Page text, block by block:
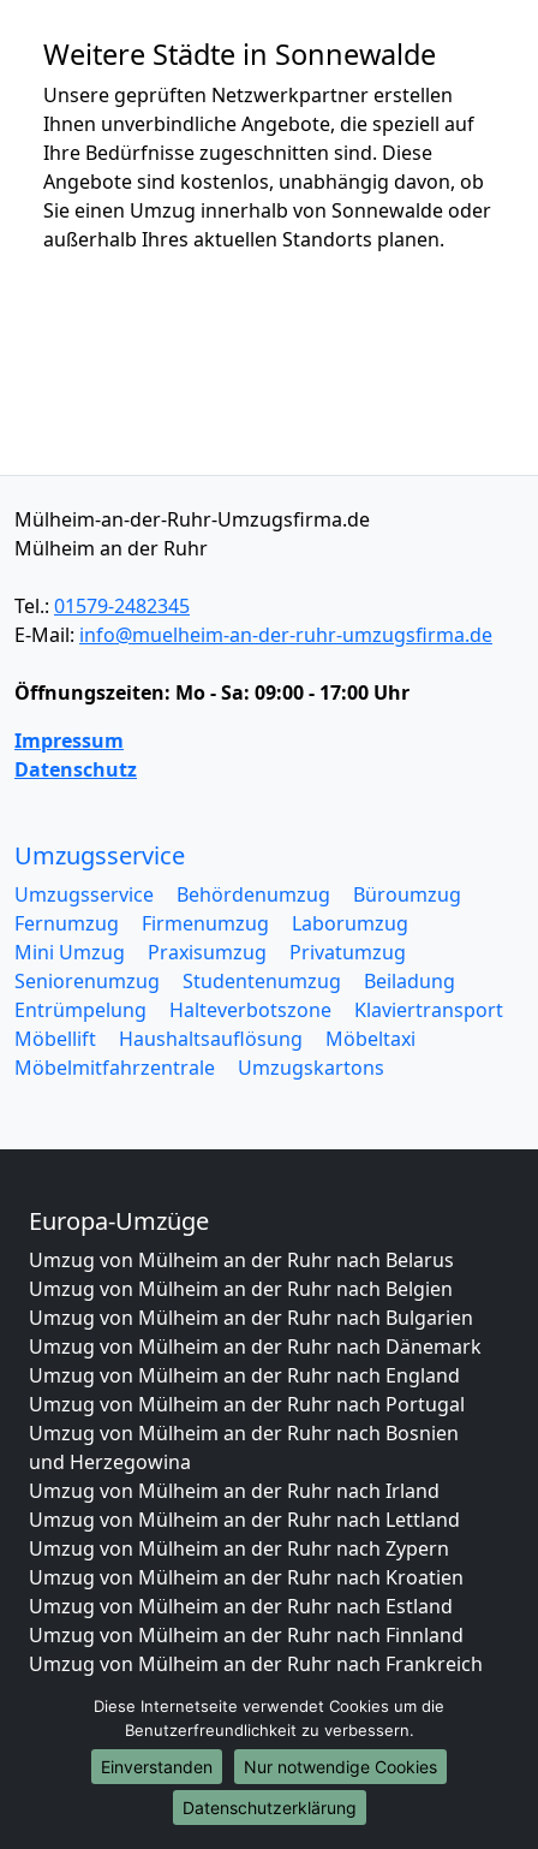
Weitere Städte in Sonnewalde
Unsere geprüften Netzwerkpartner erstellen
Ihnen unverbindliche Angebote, die speziell auf
Ihre Bedürfnisse zugeschnitten sind. Diese
Angebote sind kostenlos, unabhängig davon, ob
Sie einen Umzug innerhalb von Sonnewalde oder
außerhalb Ihres aktuellen Standorts planen.
Mülheim-an-der-Ruhr-Umzugsfirma.de
Mülheim an der Ruhr
Tel.: 01579-2482345
E-Mail: info@muelheim-an-der-ruhr-umzugsfirma.de
Öffnungszeiten: Mo - Sa: 09:00 - 17:00 Uhr
Impressum
Datenschutz
Umzugsservice
Umzugsservice Behördenumzug
Büroumzug
Fernumzug
Firmenumzug
Laborumzug
Mini Umzug
Praxisumzug
Privatumzug
Seniorenumzug
Studentenumzug
Beiladung
Entrümpelung
Halteverbotszone
Klaviertransport
Möbellift
Haushaltsauflösung
Möbeltaxi
Möbelmitfahrzentrale
Umzugskartons
Europa-Umzüge
Umzug von Mülheim an der Ruhr nach Belarus
Umzug von Mülheim an der Ruhr nach Belgien
Umzug von Mülheim an der Ruhr nach Bulgarien
Umzug von Mülheim an der Ruhr nach Dänemark
Umzug von Mülheim an der Ruhr nach England
Umzug von Mülheim an der Ruhr nach Portugal
Umzug von Mülheim an der Ruhr nach Bosnien
und Herzegowina
Umzug von Mülheim an der Ruhr nach Irland
Umzug von Mülheim an der Ruhr nach Lettland
Umzug von Mülheim an der Ruhr nach Zypern
Umzug von Mülheim an der Ruhr nach Kroatien
Umzug von Mülheim an der Ruhr nach Estland
Umzug von Mülheim an der Ruhr nach Finnland
Umzug von Mülheim an der Ruhr nach Frankreich
Umzug von Mülheim an der Ruhr nach Italien
Umzug von Mülheim an der Ruhr nach Liechtenstein
Umzug von Mülheim an der Ruhr nach Luxemburg
Umzug von Mülheim an der Ruhr nach Niederlande
Diese Internetseite verwendet Cookies um die
Benutzerfreundlichkeit zu verbessern.
Einverstanden
Nur notwendige Cookies
Datenschutzerklärung